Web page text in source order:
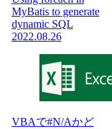
MyBatis to generate
dynamic SQL
2022.08.26
VBAで#N/Aかど